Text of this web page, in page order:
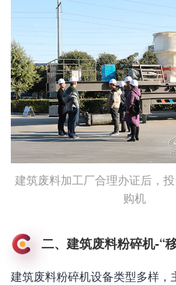
建筑废料加工厂合理办证后，投
购机
二、建筑废料粉碎机-“
建筑废料粉碎机设备类型多样，